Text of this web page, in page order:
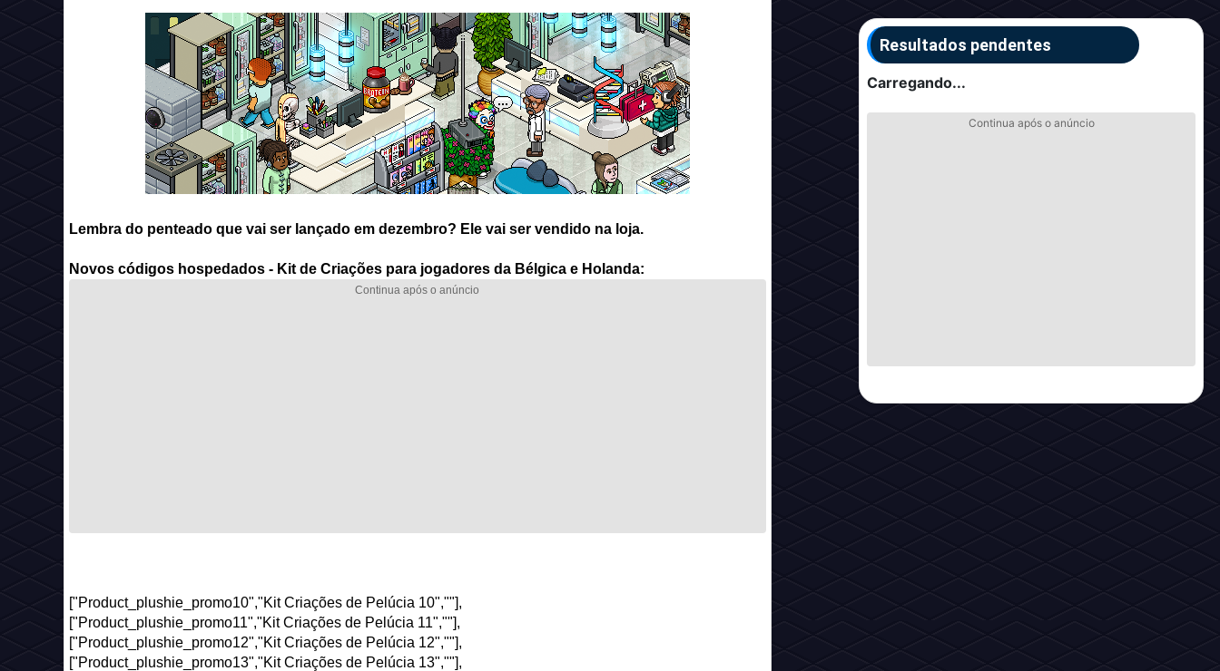
Lembra do penteado que vai ser lançado em dezembro? Ele vai ser vendido na loja.
Novos códigos hospedados - Kit de Criações para jogadores da Bélgica e Holanda:
["Product_plushie_promo10","Kit Criações de Pelúcia 10",""],
["Product_plushie_promo11","Kit Criações de Pelúcia 11",""],
["Product_plushie_promo12","Kit Criações de Pelúcia 12",""],
["Product_plushie_promo13","Kit Criações de Pelúcia 13",""],
Resultados pendentes
Carregando...